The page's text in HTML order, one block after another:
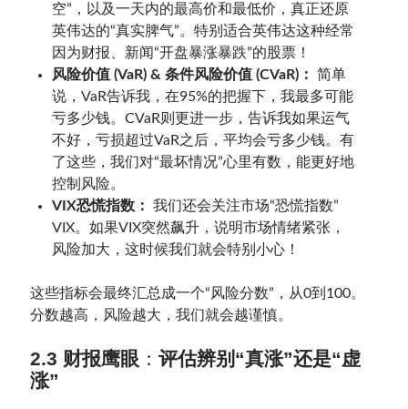
空”，以及一天内的最高价和最低价，真正还原
英伟达的“真实脾气”。特别适合英伟达这种经常
因为财报、新闻“开盘暴涨暴跌”的股票！
风险价值 (VaR) & 条件风险价值 (CVaR)：
简单
说，VaR告诉我，在95%的把握下，我最多可能
亏多少钱。CVaR则更进一步，告诉我如果运气
不好，亏损超过VaR之后，平均会亏多少钱。有
了这些，我们对“最坏情况”心里有数，能更好地
控制风险。
VIX恐慌指数：
我们还会关注市场“恐慌指数”
VIX。如果VIX突然飙升，说明市场情绪紧张，
风险加大，这时候我们就会特别小心！
这些指标会最终汇总成一个“风险分数”，从0到100。
分数越高，风险越大，我们就会越谨慎。
2.3 财报鹰眼 ：评估辨别“真涨”还是“虚
涨”